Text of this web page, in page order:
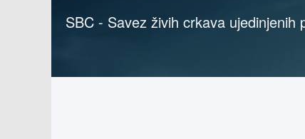
SBC - Savez živih crkava